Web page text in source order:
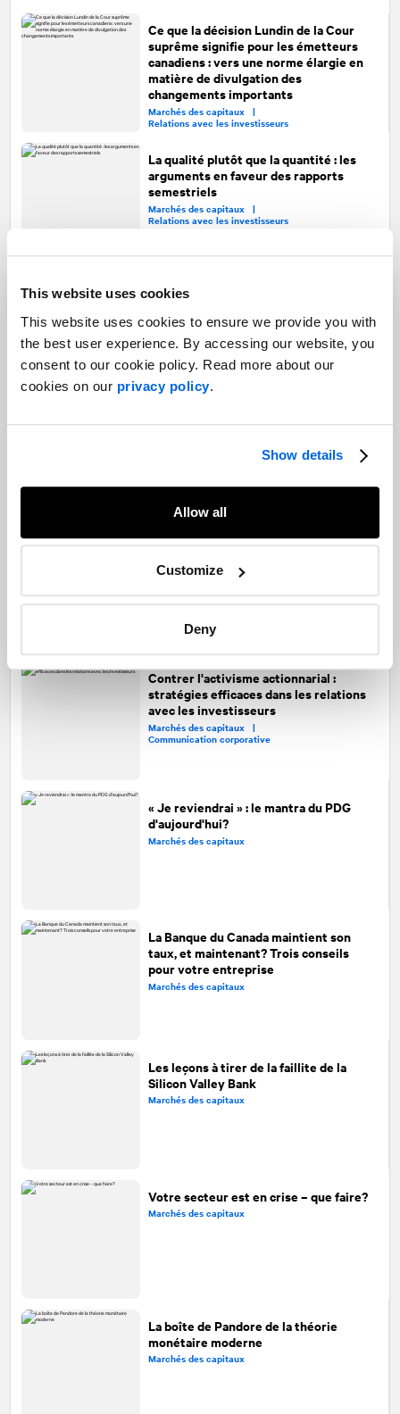
This website uses cookies
This website uses cookies to ensure we provide you with
the best user experience. By accessing our website, you
consent to our cookie policy. Read more about our
cookies on our privacy policy.
Show details
Allow all
Customize
Deny
Ce que la décision Lundin de la Cour
suprême signifie pour les émetteurs
canadiens : vers une norme élargie en
matière de divulgation des
changements importants
Marchés des capitaux |
Relations avec les investisseurs
La qualité plutôt que la quantité : les
arguments en faveur des rapports
semestriels
Marchés des capitaux |
Relations avec les investisseurs
Une décennie d'intégration : unir RP et
RI pour offrir un meilleur service
Marchés des capitaux
restructuration réussie
Éviter l'échec des fusions et
acquisitions grâce à une communication
efficace
Marchés des capitaux
Contrer l'activisme actionnarial :
stratégies efficaces dans les relations
avec les investisseurs
Marchés des capitaux |
Communication corporative
« Je reviendrai » : le mantra du PDG
d'aujourd'hui?
Marchés des capitaux
La Banque du Canada maintient son
taux, et maintenant? Trois conseils
pour votre entreprise
Marchés des capitaux
Les leçons à tirer de la faillite de la
Silicon Valley Bank
Marchés des capitaux
Votre secteur est en crise – que faire?
Marchés des capitaux
La boîte de Pandore de la théorie
monétaire moderne
Marchés des capitaux